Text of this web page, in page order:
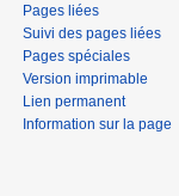
Pages liées
Suivi des pages liées
Pages spéciales
Version imprimable
Lien permanent
Information sur la page